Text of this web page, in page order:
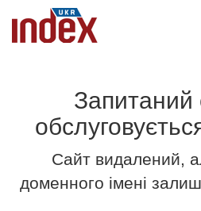
Запитаний
Сайт видалений,
доменного імені